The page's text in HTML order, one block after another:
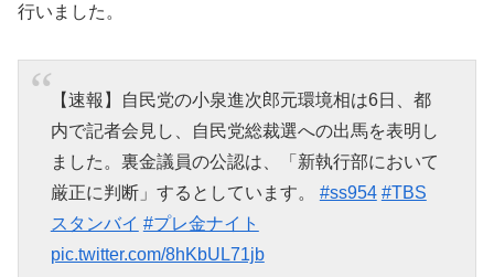
行いました。
【速報】自民党の小泉進次郎元環境相は6日、都
内で記者会見し、自民党総裁選への出馬を表明し
ました。裏金議員の公認は、「新執行部において
厳正に判断」するとしています。 #ss954 #TBS
スタンバイ #プレ金ナイト
pic.twitter.com/8hKbUL71jb